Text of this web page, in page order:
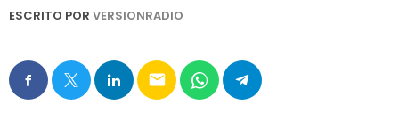
ESCRITO POR VERSIONRADIO
email